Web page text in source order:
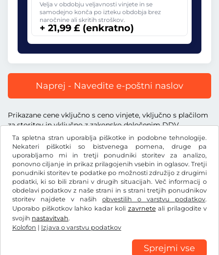
Ta spletna stran uporablja piškotke in podobne tehnologije.
Nekateri piškotki so bistvenega pomena, druge pa
uporabljamo mi in tretji ponudniki storitev za analizo,
ponovno ciljanje in prikaz prilagojenih vsebin in oglasov. Tretji
ponudniki storitev te podatke po možnosti združijo z drugimi
podatki, ki so bili zbrani v drugih situacijah. Več informacij o
obdelavi podatkov z naše strani in s strani tretjih ponudnikov
storitev najdete v naših obvestilih o varstvu podatkov.
Uporabo piškotkov lahko kadar koli zavrneteali prilagodite v
svojih nastavitvah.
Kolofon | Izjava o varstvu podatkov
Sprejmi vse
Velja v obdobju veljavnosti vinjete in se
samodejno konča po izteku obdobja brez
naročnine ali skritih stroškov.
+ 21,99 £ (enkratno)
Naprej - Navedite e-poštni naslov
Prikazane cene vključno s ceno vinjete, vključno s plačilom
za storitev in vključno z zakonsko določenim DDV.
£GBP
Facebook Instagram
Splošni pogoji poslovanja/preklicna pravica
Nastavitve piškotkov Kolofon